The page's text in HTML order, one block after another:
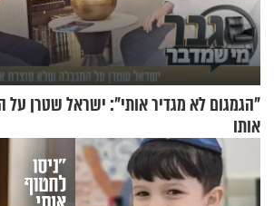
"הגמגום לא מגדיר אותי": ישראל שטרן
אותו